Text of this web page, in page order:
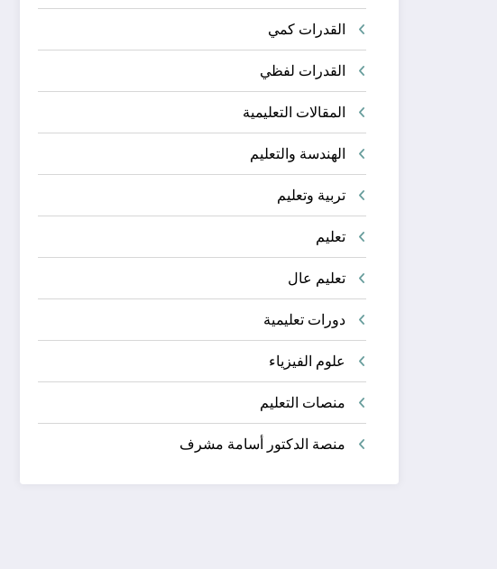
القدرات كمي
القدرات لفظي
المقالات التعليمية
الهندسة والتعليم
تربية وتعليم
تعليم
تعليم عال
دورات تعليمية
علوم الفيزياء
منصات التعليم
منصة الدكتور أسامة مشرف